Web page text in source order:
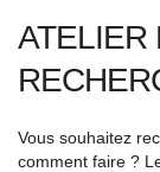
ATELIER
Vous souhaitez
comment faire ?